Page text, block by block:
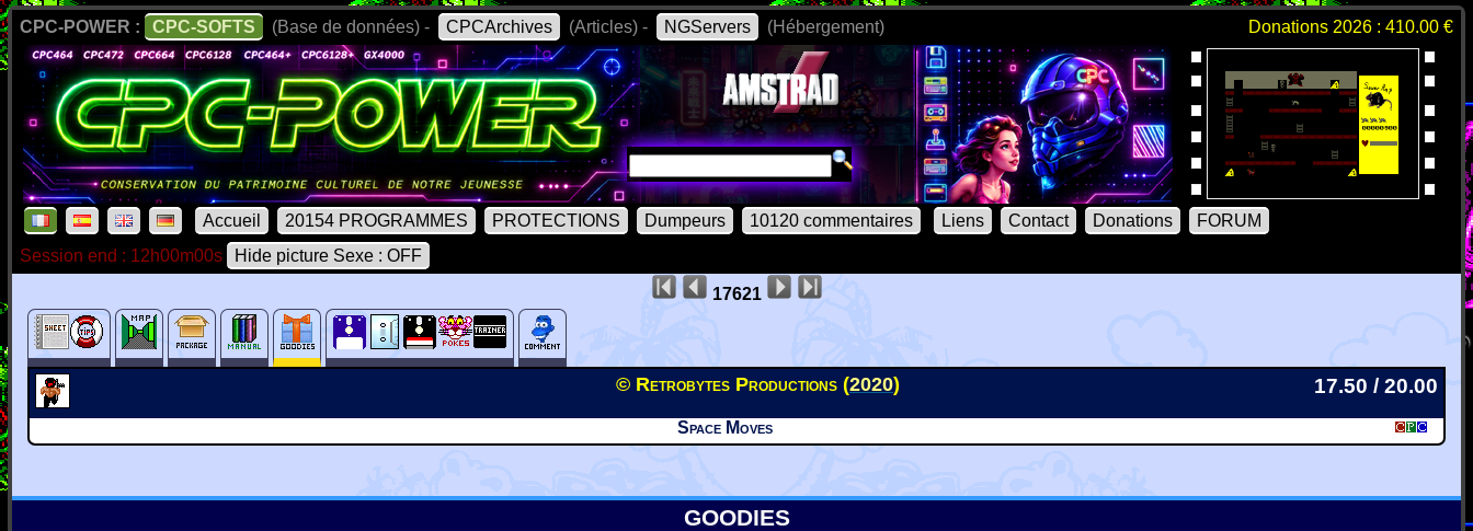
CPC-POWER : CPC-SOFTS (Base de données) - CPCArchives (Articles) - NGServers (Hébergement) Donations 2026 : 410.00 €
Accueil 20154 PROGRAMMES PROTECTIONS Dumpeurs 10120 commentaires Liens Contact Donations
FORUM
Session end : 12h00m00s
Hide picture Sexe : OFF
17621
© Retrobytes Productions (2020) 17.50 / 20.00
Space Moves
GOODIES